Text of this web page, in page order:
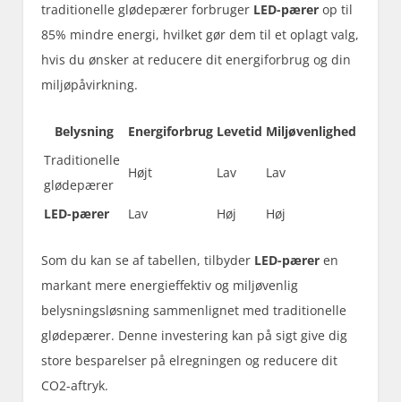
traditionelle glødepærer forbruger LED-pærer op til
85% mindre energi, hvilket gør dem til et oplagt valg,
hvis du ønsker at reducere dit energiforbrug og din
miljøpåvirkning.
Belysning Energiforbrug Levetid Miljøvenlighed
Traditionelle
glødepærer
Højt Lav Lav
LED-pærer Lav Høj Høj
Som du kan se af tabellen, tilbyder LED-pærer en
markant mere energieffektiv og miljøvenlig
belysningsløsning sammenlignet med traditionelle
glødepærer. Denne investering kan på sigt give dig
store besparelser på elregningen og reducere dit
CO2-aftryk.